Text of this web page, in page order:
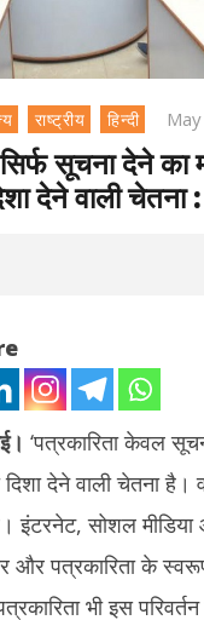
राष्ट्रीय हिन्दी
सूचना देने का
देने वाली चेतना
‘पत्रकारिता केवल
देने वाली चेतना है।
इंटरनेट, सोशल मीडिया
और पत्रकारिता के
भी इस